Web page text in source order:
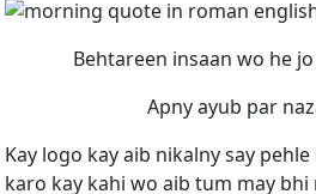
Behtareen insaan wo he
Apny ayub par
Kay logo kay aib nikalny say
karo kay kahi wo aib tum may